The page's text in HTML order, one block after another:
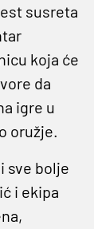
susreta
koja će
da
igre u
oružje.
sve bolje
i ekipa